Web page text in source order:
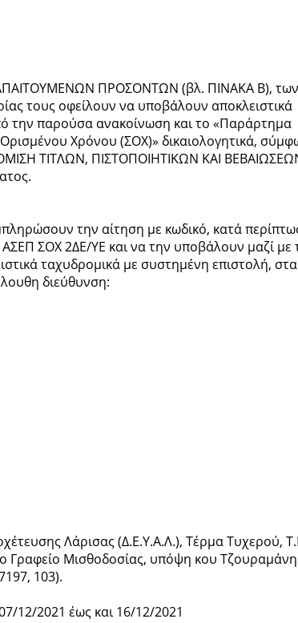
ΑΠΑΙΤΟΥΜΕΝΩΝ ΠΡΟΣΟΝΤΩΝ (βλ. ΠΙΝΑΚΑ Β), των
τους οφείλουν να υποβάλουν αποκλειστικά
την παρούσα ανακοίνωση και το «Παράρτημα
Χρόνου (ΣΟΧ)» δικαιολογητικά,
ΤΙΤΛΩΝ, ΠΙΣΤΟΠΟΙΗΤΙΚΩΝ ΚΑΙ
την αίτηση με κωδικό, κατά
ΣΟΧ 2ΔΕ/ΥΕ και να την υποβάλουν μαζί με
ταχυδρομικά με συστημένη επιστολή, στα
διεύθυνση:
Λάρισας (Δ.Ε.Υ.Α.Λ.), Τέρμα Τυχερού,
Γραφείο Μισθοδοσίας, υπόψη κου Τζουραμάνη
103).
12/2021 έως και 16/12/2021